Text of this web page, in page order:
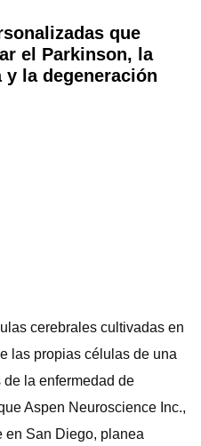
que
el Parkinson, la
la degeneración
cerebrales cultivadas en
las propias células de una
la enfermedad de
Aspen Neuroscience Inc.,
en San Diego, planea